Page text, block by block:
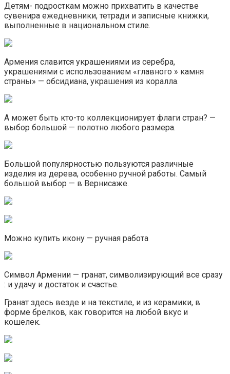
Детям- подросткам можно прихватить в качестве
сувенира ежедневники, тетради и записные книжки,
выполненные в национальном стиле.
Армения славится украшениями из серебра,
украшениями с использованием «главного » камня
страны» — обсидиана, украшения из коралла.
А может быть кто-то коллекционирует флаги стран? —
выбор большой — полотно любого размера.
Большой популярностью пользуются различные
изделия из дерева, особенно ручной работы. Самый
большой выбор — в Вернисаже.
Можно купить икону — ручная работа
Символ Армении — гранат, символизирующий все сразу
: и удачу и достаток и счастье.
Гранат здесь везде и на текстиле, и из керамики, в
форме брелков, как говорится на любой вкус и
кошелек.